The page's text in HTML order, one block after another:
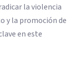
la violencia
y la promoción de
en este